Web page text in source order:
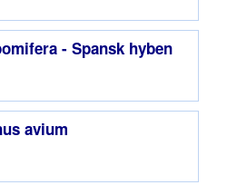
- Spansk hyben
avium